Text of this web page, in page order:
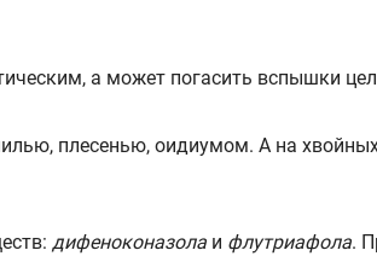
а может погасить вспышки
плесенью, оидиумом. А на
дифеноконазола и флутриафола.